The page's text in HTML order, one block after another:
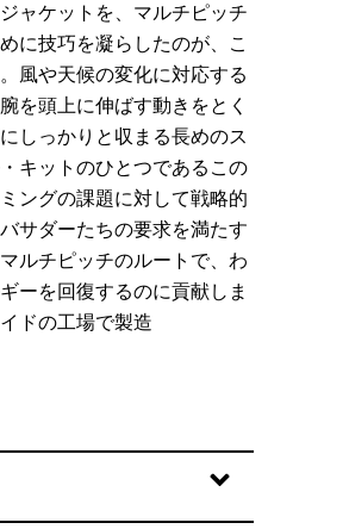
ャケットを、マルチピッチ
に技巧を凝らしたのが、こ
風や天候の変化に対応する
を頭上に伸ばす動きをとく
しっかりと収まる長めのス
キットのひとつであるこの
ングの課題に対して戦略的
サダーたちの要求を満たす
ルチピッチのルートで、わ
ーを回復するのに貢献しま
ドの工場で製造